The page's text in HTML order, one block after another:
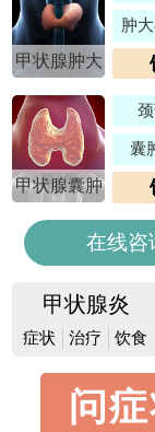
甲状腺肿大
肿
甲状腺囊肿
囊
在线咨
甲状腺炎
症状 治疗 饮食
问